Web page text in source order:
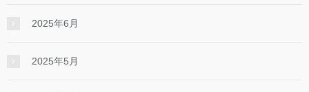
2025年6月
2025年5月